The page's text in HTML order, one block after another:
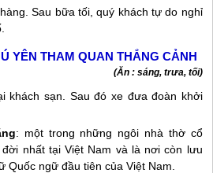
Sau bữa tối, quý khách tự do nghỉ
YÊN THAM QUAN THẮNG CẢNH
(Ăn : sáng, trưa, tối)
khách sạn. Sau đó xe đưa đoàn khởi
: một trong những ngôi nhà thờ cổ
nhất tại Việt Nam và là nơi còn lưu
Quốc ngữ đầu tiên của Việt Nam.